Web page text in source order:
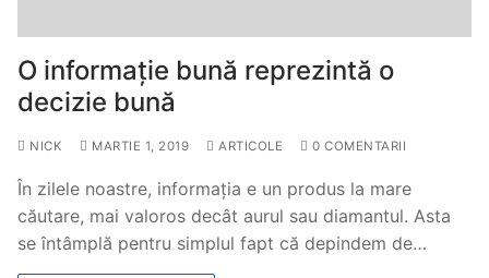
O informație bună reprezintă o
decizie bună
NICK MARTIE 1, 2019 ARTICOLE 0 COMENTARII
În zilele noastre, informația e un produs la mare
căutare, mai valoros decât aurul sau diamantul. Asta
se întâmplă pentru simplul fapt că depindem de…